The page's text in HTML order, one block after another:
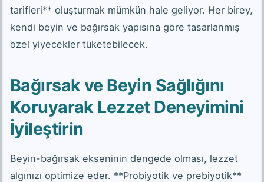
tarifleri** oluşturmak mümkün hale geliyor. Her birey,
kendi beyin ve bağırsak yapısına göre tasarlanmış
özel yiyecekler tüketebilecek.
Bağırsak ve Beyin Sağlığını
Koruyarak Lezzet Deneyimini
İyileştirin
Beyin-bağırsak ekseninin dengede olması, lezzet
algınızı optimize eder. **Probiyotik ve prebiyotik**